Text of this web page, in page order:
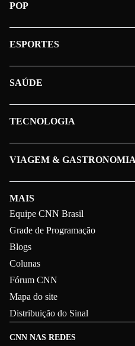
CNN NAS REDES
MAIS
Equipe CNN Brasil
Grade de Programação
Blogs
Colunas
Fórum CNN
Mapa do site
Distribuição do Sinal
POP
ESPORTES
SAÚDE
TECNOLOGIA
VIAGEM & GASTRONOMIA